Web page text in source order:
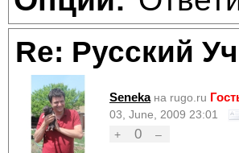
Re: Русский
Seneka на rugo.ru
03, June, 2009 23:01
+
0 –